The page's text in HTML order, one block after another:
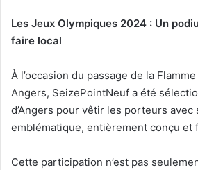
Les Jeux Olympiques 2024 : Un
faire local
À l’occasion du passage de la
Angers, SeizePointNeuf a été
d’Angers pour vêtir les porteurs
emblématique, entièrement conçu et
Cette participation n’est pas